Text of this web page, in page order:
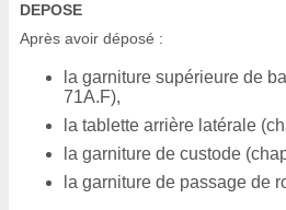
DEPOSE
Après avoir déposé :
la garniture supérieure de
71A.F),
la tablette arrière latérale
la garniture de custode
la garniture de passage de